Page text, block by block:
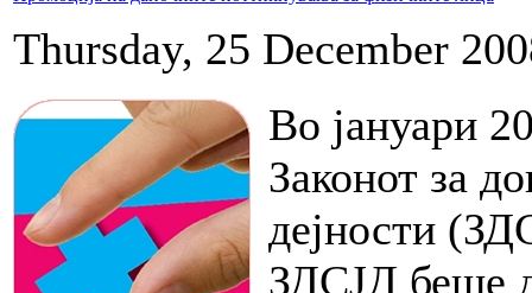
Thursday, 25 December
Во јануари
Законот за
дејности
ЗДСЈД беше